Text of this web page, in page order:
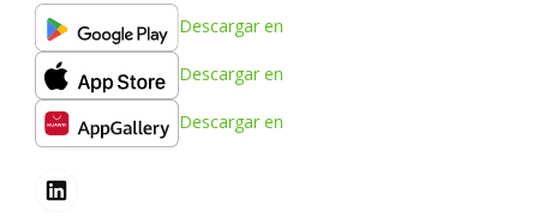
Descargar en
Descargar en
Descargar en